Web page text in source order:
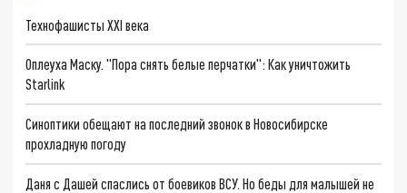
Технофашисты XXI века
Оплеуха Маску. "Пора снять белые перчатки": Как уничтожить
Starlink
Синоптики обещают на последний звонок в Новосибирске
прохладную погоду
Даня с Дашей спаслись от боевиков ВСУ. Но беды для малышей не